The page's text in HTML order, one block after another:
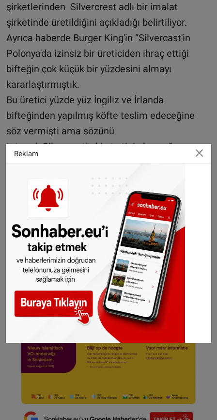
şirketlerinden Silvercrest adlı bir imalat
şirketinde üretildiğini açıkladığı belirtiliyor.
Ayrıca haberde Burger King'in “Silvercast'in
Polonya'da izinsiz bir üreticiden ihraç ettiği
bifteğin çok küçük bir yüzdesini almayı
kararlaştırmıştık.
Bu üretici yüzde yüz İngiliz ve İrlanda
bifteğinden yapılmış köfte teslim edeceğine
söz vermişti ama sözünü
tutmadı.Silvercast'taki at etinin kaynağının
Polonya'daki izinsiz üretici olduğunu ispatladık"
şeklinde açıklaması da yer alıyor.
©SONHABER.EU
Reklam